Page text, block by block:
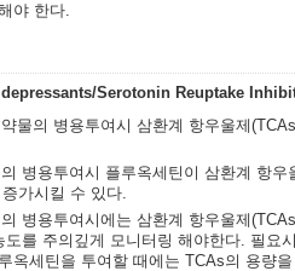
야 한다.
Serotonin Reuptake
물의 병용투여시 삼환계 항우울제
병용투여시 플루옥세틴이 삼환계 항
가시킬 수 있다.
병용투여시에는 삼환계 항우울제
도를 주의깊게 모니터링 해야한다. 필요
옥세틴을 투여할 때에는 TCAs의 용량